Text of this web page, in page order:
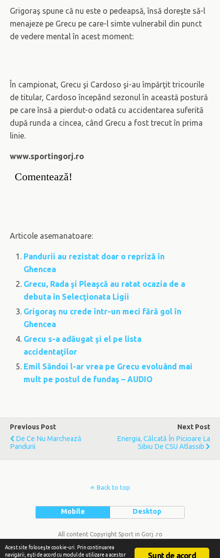
Grigoraş spune că nu este o pedeapsă, însă doreşte să-l
menajeze pe Grecu pe care-l simte vulnerabil din punct
de vedere mental în acest moment:
În campionat, Grecu şi Cardoso şi-au împărţit tricourile
de titular, Cardoso începând sezonul în această postură
pe care însă a pierdut-o odată cu accidentarea suferită
după runda a cincea, când Grecu a fost trecut în prima
linie.
www.sportingorj.ro
Comentează!
Articole asemanatoare:
Pandurii au rezistat doar o repriză în
Ghencea
Grecu, Rada şi Pleaşcă au ratat ocazia de a
debuta în Selecţionata Ligii
Grigoraş nu crede într-un meci fără gol în
Ghencea
Grecu s-a adăugat şi el pe lista
accidentaţilor
Emil Săndoi l-ar vrea pe Grecu evoluând mai
mult pe postul de fundaş – AUDIO
Previous Post
De Ce Nu Marchează
Pandurii
Next Post
Energia, Călcată În Picioare La
Sibiu De CSU Atlassib
Back to top
Mobile Desktop
All content Copyright Sport in Gorj .ro
Sunt de acord
Acest site foloseşte cookie-uri. Prin continuarea
navigării, eşti de acord cu modul de utilizare a acestor